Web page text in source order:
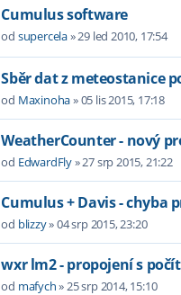
Cumulus software
od supercela»29 led 2010, 17:54
Sběr dat z meteostanice
od Maxinoha»05 lis 2015, 17:18
WeatherCounter - nový
od EdwardFly»27 srp 2015, 21:22
Cumulus + Davis - chyba
od blizzy»04 srp 2015, 23:20
wxr lm2 - propojení s
od mafych» 25 srp 2014, 15:10